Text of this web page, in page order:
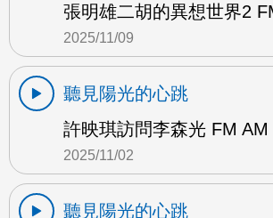
張明雄二胡的異想世界2
2025/11/09
聽見陽光的心跳
許映琪訪問李森光 FM AM
2025/11/02
聽見陽光的心跳